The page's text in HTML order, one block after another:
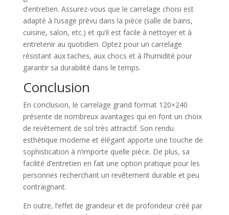
d’entretien. Assurez-vous que le carrelage choisi est
adapté à l’usage prévu dans la pièce (salle de bains,
cuisine, salon, etc.) et qu’il est facile à nettoyer et à
entretenir au quotidien. Optez pour un carrelage
résistant aux taches, aux chocs et à l’humidité pour
garantir sa durabilité dans le temps.
Conclusion
En conclusion, le carrelage grand format 120×240
présente de nombreux avantages qui en font un choix
de revêtement de sol très attractif. Son rendu
esthétique moderne et élégant apporte une touche de
sophistication à n’importe quelle pièce. De plus, sa
facilité d’entretien en fait une option pratique pour les
personnes recherchant un revêtement durable et peu
contraignant.
En outre, l’effet de grandeur et de profondeur créé par